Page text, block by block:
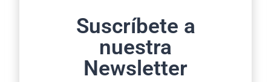
Suscríbete a
nuestra
Newsletter